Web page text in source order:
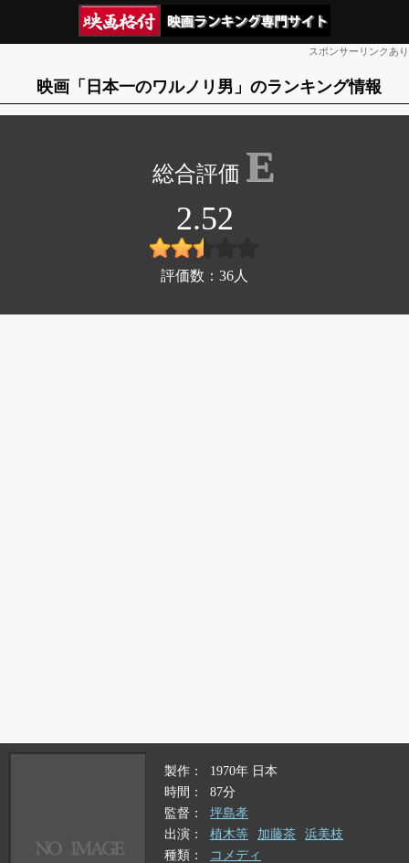
スポンサーリンクあり
映画「日本一のワルノリ男」のランキング情報
E
2.52
評価数： 36 人
製作
1970年 日本
時間
87分
監督
坪島孝
出演
植木等 加藤茶
浜美枝
種類
コメディ